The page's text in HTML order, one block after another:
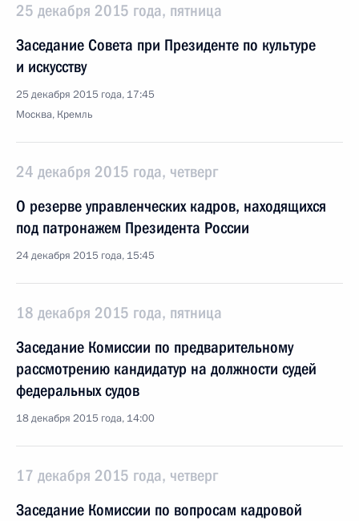
25 декабря 2015 года, пятница
Заседание Совета при Президенте по культуре
и искусству
25 декабря 2015 года, 17:45
Москва, Кремль
24 декабря 2015 года, четверг
О резерве управленческих кадров, находящихся
под патронажем Президента России
24 декабря 2015 года, 15:45
18 декабря 2015 года, пятница
Заседание Комиссии по предварительному
рассмотрению кандидатур на должности судей
федеральных судов
18 декабря 2015 года, 14:00
17 декабря 2015 года, четверг
Заседание Комиссии по вопросам кадровой